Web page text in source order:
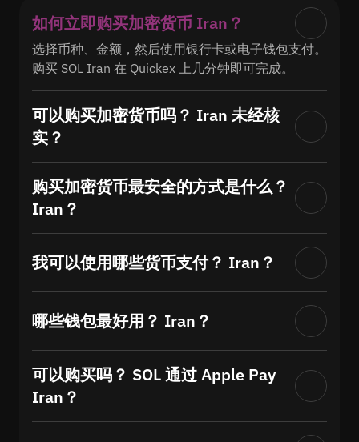
如何立即购买加密货币 Iran？
选择币种、金额，然后使用银行卡或电子钱包支付。
购买 SOL Iran 在 Quickex 上几分钟即可完成。
可以购买加密货币吗？ Iran 未经核
实？
购买加密货币最安全的方式是什么？
Iran？
我可以使用哪些货币支付？ Iran？
哪些钱包最好用？ Iran？
可以购买吗？ SOL 通过 Apple Pay
Iran？